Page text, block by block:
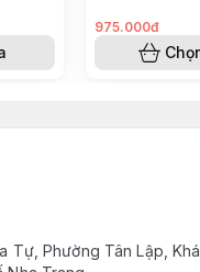
6)
975.000đ
Tự, Phường Tân Lập,